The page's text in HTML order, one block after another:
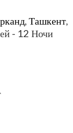
,Ташкент,
- 12 Ночи